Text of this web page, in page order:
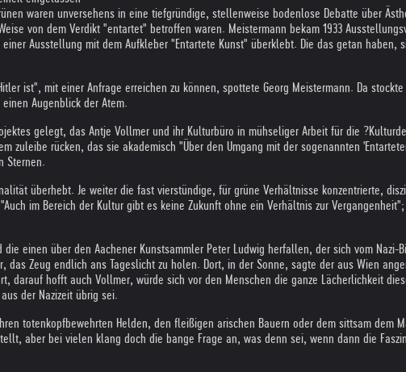
waren unversehens in eine tiefgründige, stellenweise bodenlose Debatte über
von dem Verdikt "entartet" betroffen waren. Meistermann bekam 1933
Ausstellung mit dem Aufkleber "Entartete Kunst" überklebt. Die das getan haben,
ist", mit einer Anfrage erreichen zu können, spottete Georg Meistermann. Da
Augenblick der Atem.
gelegt, das Antje Vollmer und ihr Kulturbüro in mühseliger Arbeit für die
zuleibe rücken, das sie akademisch "Über den Umgang mit der sogenannten
Sternen.
überhebt. Je weiter die fast vierstündige, für grüne Verhältnisse konzentrierte,
im Bereich der Kultur gibt es keine Zukunft ohne ein Verhältnis zur
einen über den Aachener Kunstsammler Peter Ludwig herfallen, der sich vom
Zeug endlich ans Tageslicht zu holen. Dort, in der Sonne, sagte der aus Wien
darauf hofft auch Vollmer, würde sich vor den Menschen die ganze Lächerlichkeit
der Nazizeit übrig sei.
totenkopfbewehrten Helden, den fleißigen arischen Bauern oder dem sittsam dem
aber bei vielen klang doch die bange Frage an, was denn sei, wenn dann die